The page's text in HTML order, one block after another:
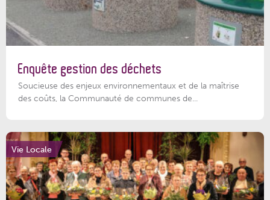
Enquête gestion des déchets
Soucieuse des enjeux environnementaux et de la maîtrise
des coûts, la Communauté de communes de...
Vie Locale